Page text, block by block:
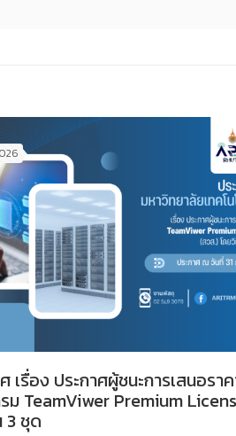
เรื่อง ประกาศผู้ชนะการเสนอรา
ม TeamViwer Premium
3 ชุด